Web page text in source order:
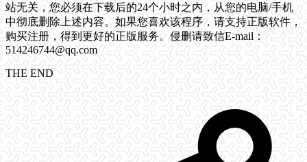
站无关，您必须在下载后的24个小时之内，从您的电脑/手机
中彻底删除上述内容。如果您喜欢该程序，请支持正版软件，
购买注册，得到更好的正版服务。侵删请致信E-mail：
514246744@qq.com
THE END